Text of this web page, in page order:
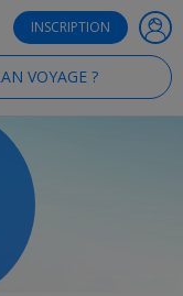
INSCRIPTION
VOYAGE ?